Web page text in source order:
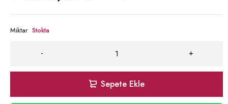
Miktar Stokta
Sepete Ekle